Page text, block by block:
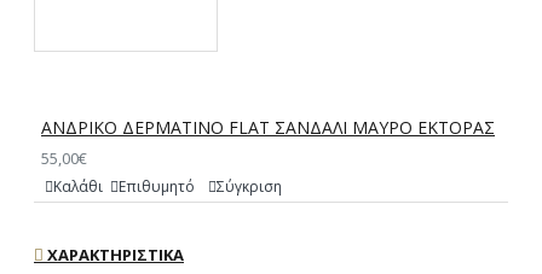
ΑΝΔΡΙΚΟ ΔΕΡΜΑΤΙΝΟ FLAT ΣΑΝΔΑΛΙ ΜΑΥΡΟ ΕΚΤΟΡΑΣ
55,00€
Καλάθι Επιθυμητό Σύγκριση
ΧΑΡΑΚΤΗΡΙΣΤΙΚΆ